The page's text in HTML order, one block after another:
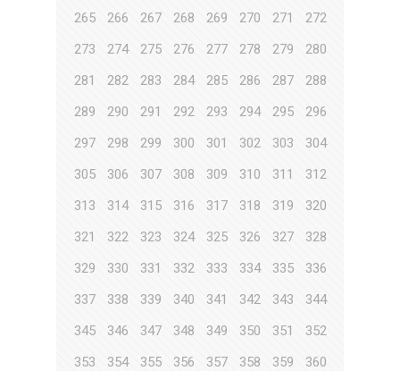
265
266 267 268 269 270 271
272
273
274 275 276 277 278 279
280
281
282 283 284 285 286 287
288
289
290 291 292 293 294 295
296
297
298 299 300 301 302 303
304
305
306 307 308 309 310 311
312
313
314 315 316 317 318 319
320
321
322 323 324 325 326 327
328
329
330 331 332 333 334 335
336
337
338 339 340 341 342 343
344
345
346 347 348 349 350 351
352
353
354 355 356 357 358 359
360